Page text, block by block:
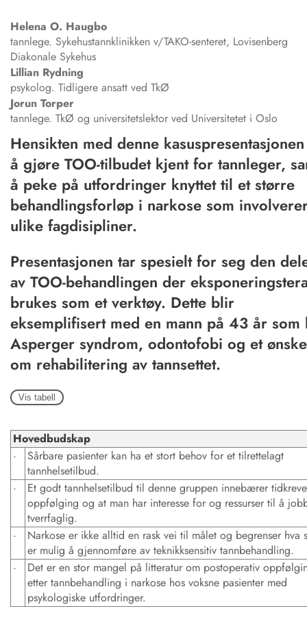
Helena O. Haugbo
tannlege. Sykehustannklinikken v/TAKO-senteret, Lovisenberg
Diakonale Sykehus
Lillian Rydning
psykolog. Tidligere ansatt ved TkØ
Jorun Torper
tannlege. TkØ og universitetslektor ved Universitetet i Oslo
Hensikten med denne
å gjøre TOO-tilbudet kjent for tannleger,
å peke på utfordringer knyttet til et større
behandlingsforløp i narkose som
ulike fagdisipliner.
Presentasjonen tar spesielt for seg den
av TOO-behandlingen der
brukes som et verktøy. Dette blir
eksemplifisert med en mann på 43 år som
Asperger syndrom, odontofobi og et ønske
om rehabilitering av tannsettet.
Vis tabell
Hovedbudskap
·
Sårbare pasienter kan ha et stort behov for et tilrettelagt
tannhelsetilbud.
·
Et godt tannhelsetilbud til denne gruppen innebærer
oppfølging og at man har interesse for og ressurser til å
tverrfaglig.
·
Narkose er ikke alltid en rask vei til målet og begrenser hva
er mulig å gjennomføre av teknikksensitiv tannbehandling.
·
Det er en stor mangel på litteratur om postoperativ
etter tannbehandling i narkose hos voksne pasienter med
psykologiske utfordringer.